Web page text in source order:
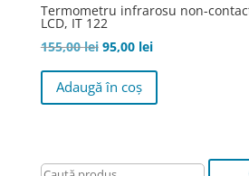
Termometru infrarosu non-
LCD, IT 122
155,00lei Prețul
a
fost:
95,00 leiPrețul
95,00 lei.
Adaugă în coș